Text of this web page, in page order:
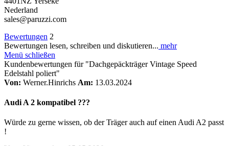
Nederland
sales@paruzzi.com
Bewertungen 2
Bewertungen lesen, schreiben und diskutieren... mehr
Menü schließen
Kundenbewertungen für "Dachgepäckträger Vintage Speed
Edelstahl poliert"
Von: Werner.Hinrichs Am: 13.03.2024
Audi A 2 kompatibel ???
Würde zu gerne wissen, ob der Träger auch auf einen Audi A2 passt
!